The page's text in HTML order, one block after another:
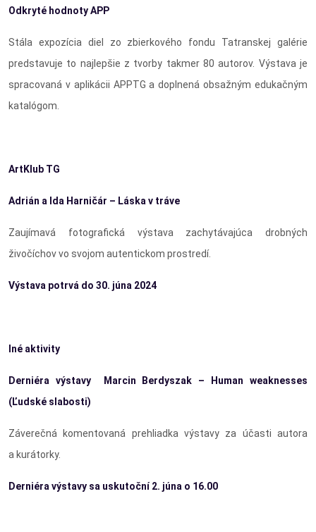
Odkryté hodnoty APP
Stála expozícia diel zo zbierkového fondu Tatranskej galérie
predstavuje to najlepšie z tvorby takmer 80 autorov. Výstava je
spracovaná v aplikácii APPTG a doplnená obsažným edukačným
katalógom.
ArtKlub TG
Adrián a Ida Harničár – Láska v tráve
Zaujímavá fotografická výstava zachytávajúca drobných
živočíchov vo svojom autentickom prostredí.
Výstava potrvá do 30. júna 2024
Iné aktivity
Derniéra výstavy
Marcin Berdyszak – Human weaknesses
(Ľudské slabosti)
Záverečná komentovaná prehliadka výstavy za účasti autora
a kurátorky.
Derniéra výstavy sa uskutoční 2. júna o 16.00